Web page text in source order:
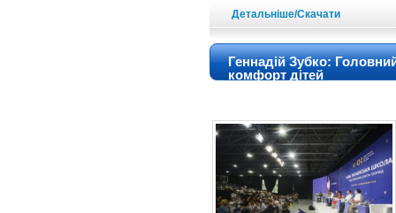
Детальніше/Скачати
Геннадій Зубко:
комфорт дітей